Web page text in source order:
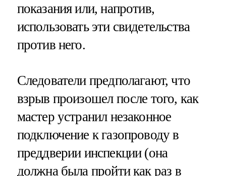
показания или, напротив,
использовать эти свидетельства
против него.
Следователи предполагают, что
взрыв произошел после того, как
мастер устранил незаконное
подключение к газопроводу в
преддверии инспекции (она
должна была пройти как раз в